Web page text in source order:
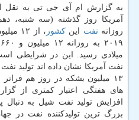
به گزارش ام آی جی تی به نقل از
آمریكا روز گذشته (سه شنبه،
روزانه نفت این كشور
میلادی رسید. این در شرایطی
نفت آمریكا نشان داده اند تولید
۱۳ میلیون بشكه در روز هم
های هفتگی اعتبار كمتری از
افزایش تولید نفت شیل به دنبال
بزرگ ترین تولیدكننده نفت در